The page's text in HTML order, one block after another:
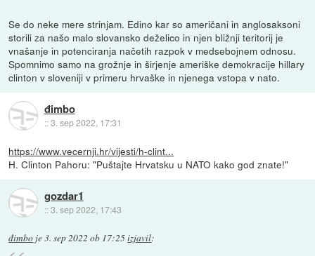
Se do neke mere strinjam. Edino kar so američani in anglosaksoni
storili za našo malo slovansko deželico in njen bližnji teritorij je
vnašanje in potenciranja načetih razpok v medsebojnem odnosu.
Spomnimo samo na grožnje in širjenje ameriške demokracije hillary
clinton v sloveniji v primeru hrvaške in njenega vstopa v nato.
đimbo
::3. sep 2022, 17:31
https://www.vecernji.hr/vijesti/h-clint...
H. Clinton Pahoru: "Puštajte Hrvatsku u NATO kako god znate!"
gozdar1
::3. sep 2022, 17:43
đimbo je3. sep 2022 ob 17:25izjavil: